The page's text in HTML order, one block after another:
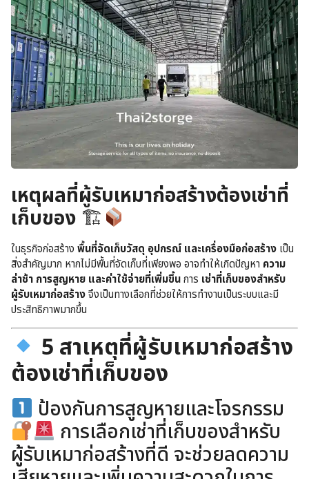
เหตุผลที่ผู้รับเหมาก่อสร้างต้องเช่าที่
เก็บของ 🏗
ในธุรกิจก่อสร้าง พื้นที่จัดเก็บวัสดุ อุปกรณ์ และเครื่องมือก่อสร้าง เป็น
สิ่งสำคัญมาก หากไม่มีพื้นที่จัดเก็บที่เพียงพอ อาจทำให้เกิดปัญหา ความ
ล่าช้า การสูญหาย และค่าใช้จ่ายที่เพิ่มขึ้นการ เช่าที่เก็บของสำหรับ
ผู้รับเหมาก่อสร้างจึงเป็นทางเลือกที่ช่วยให้การทำงานเป็นระบบและมี
ประสิทธิภาพมากขึ้น
5 สาเหตุที่ผู้รับเหมาก่อสร้าง
ต้องเช่าที่เก็บของ
ป้องกันการสูญหายและโจรกรรม
การเลือกเช่าที่เก็บของสำหรับ
ผู้รับเหมาก่อสร้างที่ดี จะช่วยลดความ